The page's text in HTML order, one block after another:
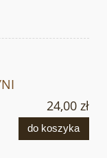
24,00 zł
do koszyka